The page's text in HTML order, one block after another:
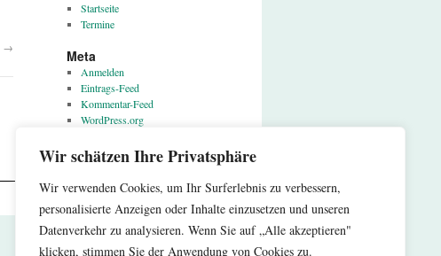
Wir schätzen Ihre Privatsphäre
Wir verwenden Cookies, um Ihr Surferlebnis zu verbessern,
personalisierte Anzeigen oder Inhalte einzusetzen und unseren
Datenverkehr zu analysieren. Wenn Sie auf „Alle akzeptieren"
klicken, stimmen Sie der Anwendung von Cookies zu.
→
Startseite
Termine
Meta
Anmelden
Eintrags-Feed
Kommentar-Feed
WordPress.org
Proudly powered by WordPress.